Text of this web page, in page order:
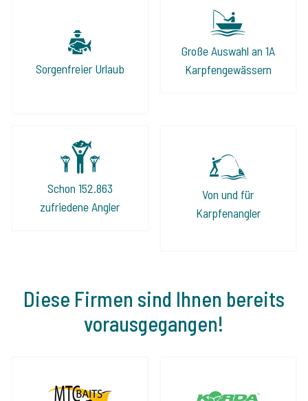
Sorgenfreier Urlaub
Große Auswahl an 1A
Karpfengewässern
Schon 152.863
zufriedene Angler
Von und für
Karpfenangler
Diese Firmen sind Ihnen bereits
vorausgegangen!